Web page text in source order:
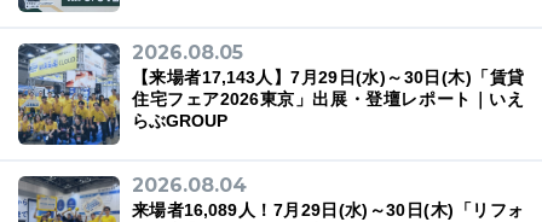
2026.08.05
【来場者17,143人】7月29日(水)～30日(木)「賃貸
住宅フェア2026東京」出展・登壇レポート｜いえ
らぶGROUP
2026.08.04
来場者16,089人！7月29日(水)～30日(木)「リフォ